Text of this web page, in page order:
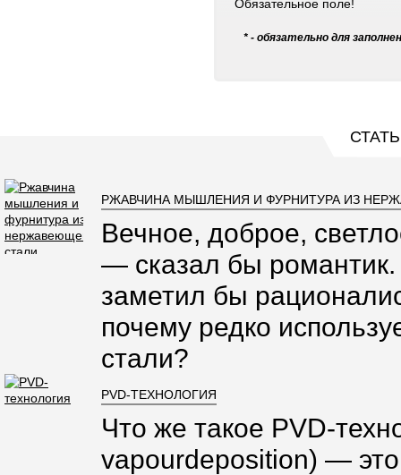
Обязательное поле!
* - обязательно для
РЖАВЧИНА МЫШЛЕНИЯ И ФУРНИТУРА ИЗ
Вечное, доброе,
— сказал бы
заметил бы
почему редко
стали?
PVD-ТЕХНОЛОГИЯ
Что же такое PVD-
vapourdeposition) —